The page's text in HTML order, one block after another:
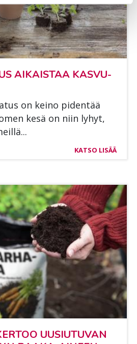
AI­KAIS­TAA KAS­VU­
on kei­no pi­den­tää
kesä on niin ly­hyt,
KATSO LISÄÄ
UUSIU­TU­VAN